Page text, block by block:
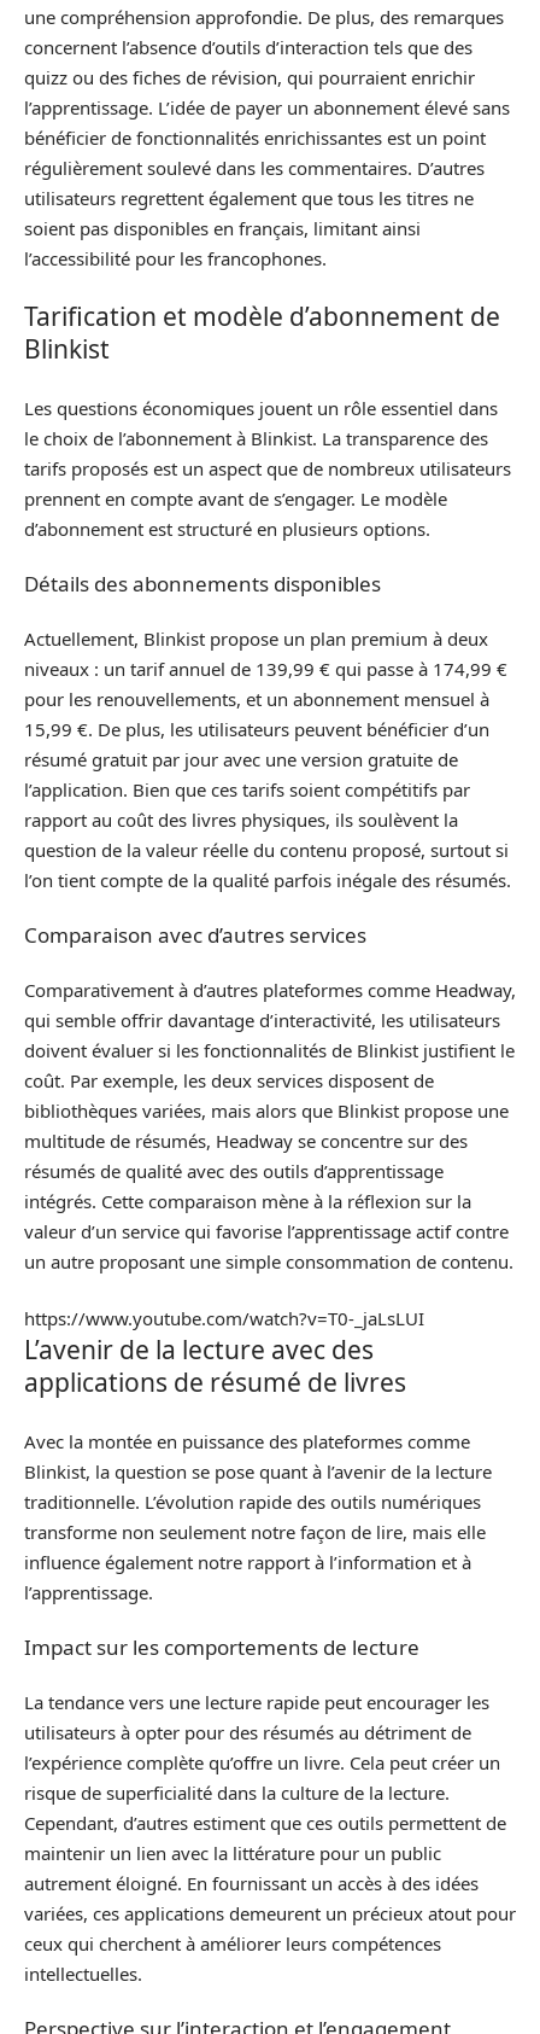
une compréhension approfondie. De plus, des remarques
concernent l’absence d’outils d’interaction tels que des
quizz ou des fiches de révision, qui pourraient enrichir
l’apprentissage. L’idée de payer un abonnement élevé sans
bénéficier de fonctionnalités enrichissantes est un point
régulièrement soulevé dans les commentaires. D’autres
utilisateurs regrettent également que tous les titres ne
soient pas disponibles en français, limitant ainsi
l’accessibilité pour les francophones.
Tarification et modèle d’abonnement de
Blinkist
Les questions économiques jouent un rôle essentiel dans
le choix de l’abonnement à Blinkist. La transparence des
tarifs proposés est un aspect que de nombreux utilisateurs
prennent en compte avant de s’engager. Le modèle
d’abonnement est structuré en plusieurs options.
Détails des abonnements disponibles
Actuellement, Blinkist propose un plan premium à deux
niveaux : un tarif annuel de 139,99 € qui passe à 174,99 €
pour les renouvellements, et un abonnement mensuel à
15,99 €. De plus, les utilisateurs peuvent bénéficier d’un
résumé gratuit par jour avec une version gratuite de
l’application. Bien que ces tarifs soient compétitifs par
rapport au coût des livres physiques, ils soulèvent la
question de la valeur réelle du contenu proposé, surtout si
l’on tient compte de la qualité parfois inégale des résumés.
Comparaison avec d’autres services
Comparativement à d’autres plateformes comme Headway,
qui semble offrir davantage d’interactivité, les utilisateurs
doivent évaluer si les fonctionnalités de Blinkist justifient le
coût. Par exemple, les deux services disposent de
bibliothèques variées, mais alors que Blinkist propose une
multitude de résumés, Headway se concentre sur des
résumés de qualité avec des outils d’apprentissage
intégrés. Cette comparaison mène à la réflexion sur la
valeur d’un service qui favorise l’apprentissage actif contre
un autre proposant une simple consommation de contenu.
https://www.youtube.com/watch?v=T0-_jaLsLUI
L’avenir de la lecture avec des
applications de résumé de livres
Avec la montée en puissance des plateformes comme
Blinkist, la question se pose quant à l’avenir de la lecture
traditionnelle. L’évolution rapide des outils numériques
transforme non seulement notre façon de lire, mais elle
influence également notre rapport à l’information et à
l’apprentissage.
Impact sur les comportements de lecture
La tendance vers une lecture rapide peut encourager les
utilisateurs à opter pour des résumés au détriment de
l’expérience complète qu’offre un livre. Cela peut créer un
risque de superficialité dans la culture de la lecture.
Cependant, d’autres estiment que ces outils permettent de
maintenir un lien avec la littérature pour un public
autrement éloigné. En fournissant un accès à des idées
variées, ces applications demeurent un précieux atout pour
ceux qui cherchent à améliorer leurs compétences
intellectuelles.